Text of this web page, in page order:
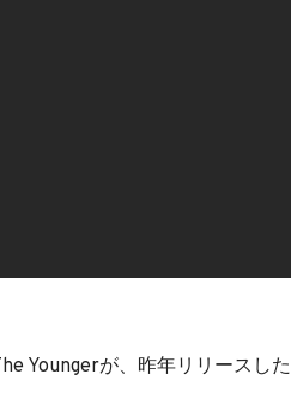
Youngerが、昨年リリースした